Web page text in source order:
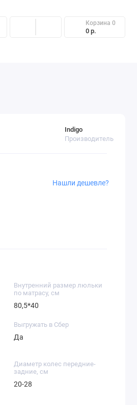
Корзина 0
0 р.
Indigo
Производитель
Нашли дешевле?
Внутренний размер люльки
по матрасу, см
80,5*40
Выгружать в Сбер
Да
Диаметр колес передние-
задние, см
20-28